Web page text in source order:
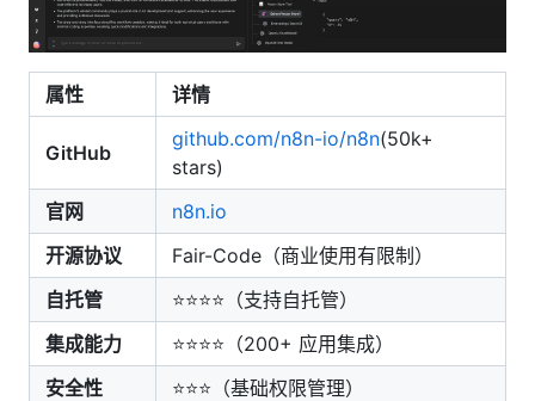
属性 详情
GitHub
github.com/n8n-io/n8n(50k+
stars)
官网
n8n.io
开源协议
Fair-Code（商业使用有限制）
自托管
⭐⭐⭐⭐（支持自托管）
集成能力
⭐⭐⭐⭐（200+ 应用集成）
安全性
⭐⭐⭐（基础权限管理）